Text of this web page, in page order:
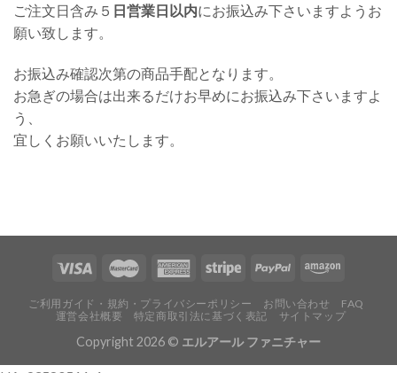
ご注文日含み５ 日営業日以内にお振込み下さいますようお
願い致します。
お振込み確認次第の商品手配となります。
お急ぎの場合は出来るだけお早めにお振込み下さいますよ
う、
宜しくお願いいたします。
ご利用ガイド・規約・プライバシーポリシー お問い合わせ
FAQ
運営会社概要
特定商取引法に基づく表記 サイトマップ
Copyright 2026 © エルアール ファニチャー